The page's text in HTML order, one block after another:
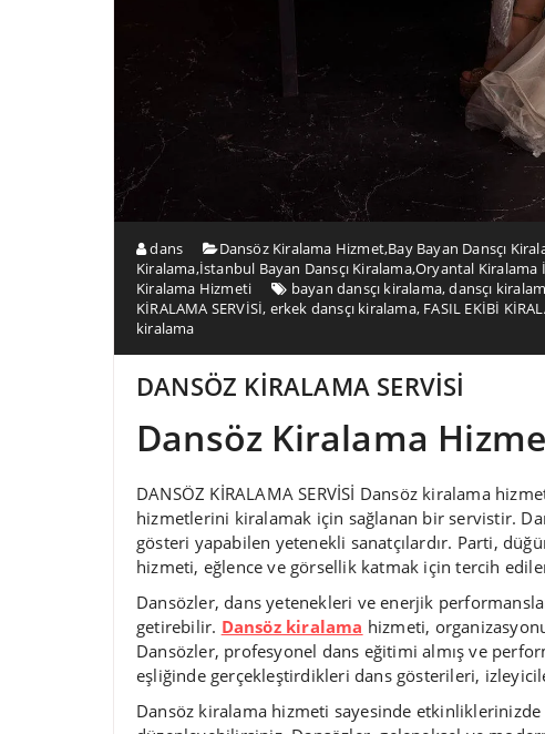
dans Dansöz Kiralama Hizmet,Bay Bayan Dansçı
Kiralama,İstanbul Bayan Dansçı Kiralama,Oryantal Kiralama
Kiralama Hizmeti
bayan dansçı kiralama,dansçı
KİRALAMA SERVİSİ, erkek dansçı kiralama, FASIL EKİBİ
kiralama
DANSÖZ KİRALAMA SERVİSİ
Dansöz Kiralama
DANSÖZ KİRALAMA SERVİSİ Dansöz kiralama
hizmetlerini kiralamak için sağlanan bir servistir.
gösteri yapabilen yetenekli sanatçılardır. Parti,
hizmeti, eğlence ve görsellik katmak için tercih
Dansözler, dans yetenekleri ve enerjik
getirebilir. Dansöz kiralama hizmeti,
Dansözler, profesyonel dans eğitimi almış ve
eşliğinde gerçekleştirdikleri dans gösterileri,
Dansöz kiralama hizmeti sayesinde